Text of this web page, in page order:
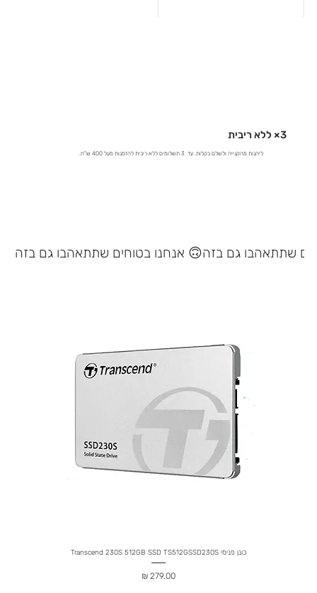
3× ללא ריבית
ליהנות מהקנייה ולשלם בקלות. עד 3 תשלומים ללא ריבית להזמנות מעל 400 ש"ח.
אנחנו בטוחים שתתאהבו גם בזה 🙃
כונן פנימי Transcend 230S 512GB SSD TS512GSSD230S
מחיר